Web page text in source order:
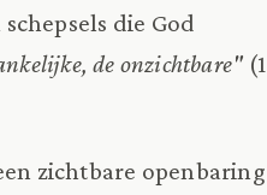
die God
de onzichtbare" (1
zichtbare openbaring